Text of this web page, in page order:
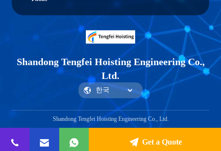
Shandong Tengfei Hoisting Engineering Co.,
Ltd.
Shandong Tengfei Hoisting Engineering Co., Ltd.
Get a Quote